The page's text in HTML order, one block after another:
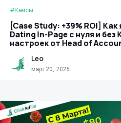
#Кейсы
[Case Study: +39% ROI] Как
Dating In-Page с нуля и без
настроек от Head of
Leo
март 20, 2026